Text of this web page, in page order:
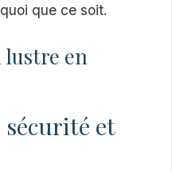
que ce soit.
en
sécurité et